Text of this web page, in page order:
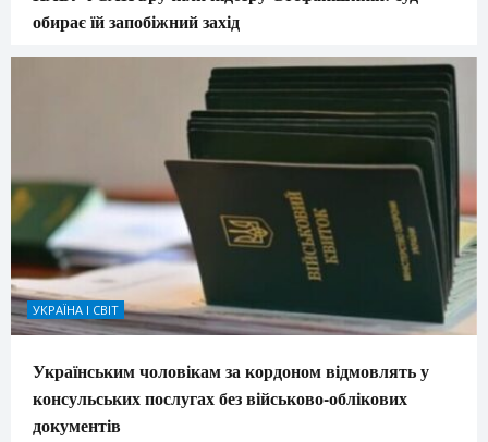
обирає їй запобіжний захід
УКРАЇНА І СВІТ
Українським чоловікам за кордоном відмовлять у
консульських послугах без військово-облікових
документів